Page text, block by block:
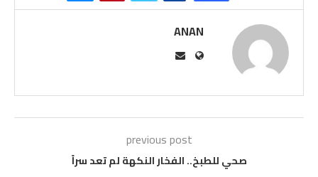
ANAN
previous post
صحي للطبخ.. الفخار النكهة لم تعد سراً